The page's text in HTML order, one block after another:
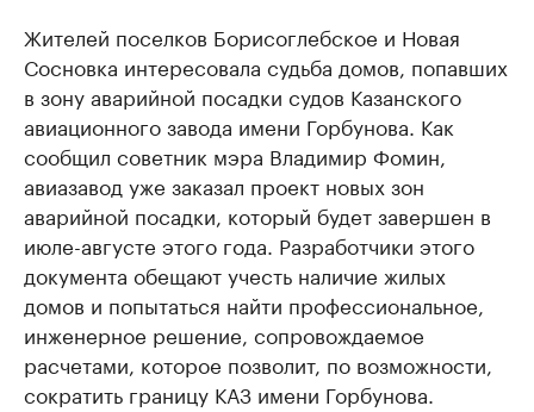
Жителей поселков Борисоглебское и Новая
Сосновка интересовала судьба домов, попавших
в зону аварийной посадки судов Казанского
авиационного завода имени Горбунова. Как
сообщил советник мэра Владимир Фомин,
авиазавод уже заказал проект новых зон
аварийной посадки, который будет завершен в
июле-августе этого года. Разработчики этого
документа обещают учесть наличие жилых
домов и попытаться найти профессиональное,
инженерное решение, сопровождаемое
расчетами, которое позволит, по возможности,
сократить границу КАЗ имени Горбунова.